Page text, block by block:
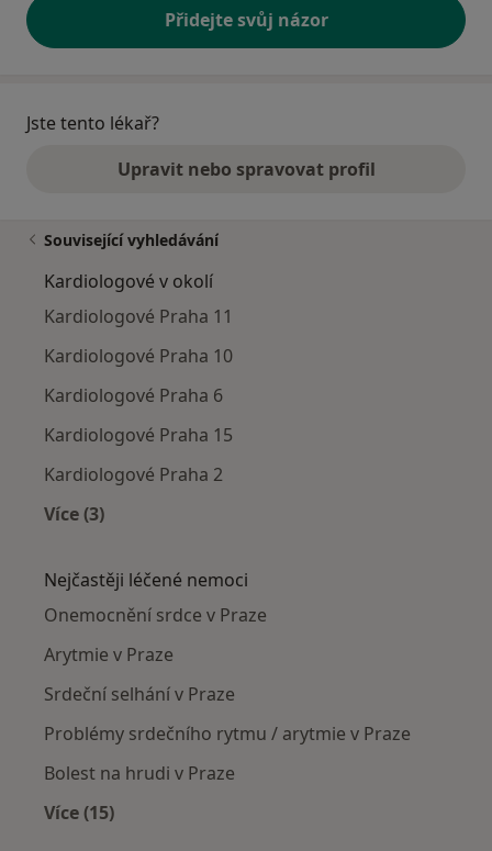
Přidejte svůj názor
Jste tento lékař?
Upravit nebo spravovat profil
Související vyhledávání
Kardiologové v okolí
Kardiologové Praha 11
Kardiologové Praha 10
Kardiologové Praha 6
Kardiologové Praha 15
Kardiologové Praha 2
Více (3)
Nejčastěji léčené nemoci
Onemocnění srdce v Praze
Arytmie v Praze
Srdeční selhání v Praze
Problémy srdečního rytmu / arytmie v Praze
Bolest na hrudi v Praze
Více (15)